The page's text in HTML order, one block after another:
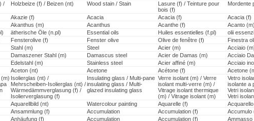
/
Holzbeize (f) / Beizen (nt) Wood stain / Stain
Lasure (f) / Teinture pour
bois (f)
Mordente
Akazie (f) Acacia Acacia (f)
Acacia (f)
Akanthus (m) Acanthus Acanthe (f)
Acanto (m)
ätherische Öle (n.pl) Essential oils Huiles essentielles (f.pl)
olii
Fensterolive (f) Fenster olive Olive de fenêtre (f)
Finestra
Stahl (m) Steel Acier (m)
Acciaio
Damaszener Stahl (m) Damascus steel Acier de Damas (m)
Acciaio
Edelstahl (m) Stainless steel Acier affiné (m)
Acciaio
Aceton (nt) Acetone Acétone (f)
Acetone
(m) Isolierglas (nt) /
Mehrscheiben-Isolierglas (nt) /
Wärmedämmverglasung (f) /
Isolierverglasung (f)
Insulating glass / Multi-pane
insulating glass / Multi-
glazed insulating glass
Verre isolant (m) / Verre
isolant multi-verre (m) /
Vitrage isolant thermique
(m) / Vitrage isolant (m)
Vetro
isolante a
Vetri
Vetri
Aquarellbild (nt) Watercolour painting Aquarelle (f)
Ansammlung (f) Accumulation Accumulation (f)
Accumulo
Anhäufung (f) Accumulation Accumulation (f)
Ammasso